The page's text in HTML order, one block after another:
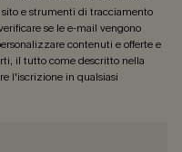
e strumenti di tracciamento
se le e-mail vengono
contenuti e offerte e
il tutto come descritto nella
l'iscrizione in qualsiasi